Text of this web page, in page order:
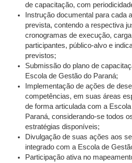
de capacitação, com
Instrução documental para cada
prevista, contendo a respectiva
cronogramas de execução,
participantes, público-alvo e
previstos;
Submissão do plano de
Escola de Gestão do Paraná;
Implementação de ações de
competências, em suas áreas
de forma articulada com a
Paraná, considerando-se todos
estratégias disponíveis;
Divulgação de suas ações aos
integrado com a Escola de
Participação ativa no